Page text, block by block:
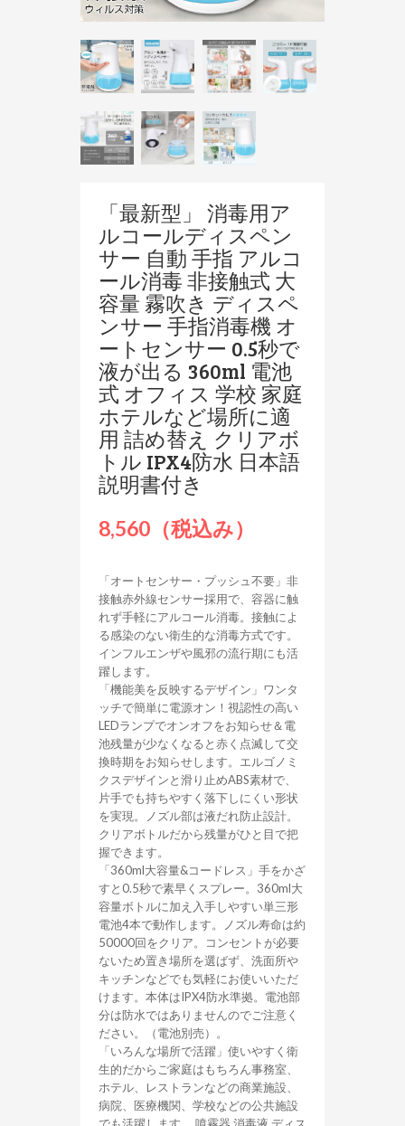
「最新型」 消毒用ア
ルコールディスペン
サー 自動 手指 アルコ
ール消毒 非接触式 大
容量 霧吹き ディスペ
ンサー 手指消毒機 オ
ートセンサー 0.5秒で
液が出る 360ml 電池
式 オフィス 学校 家庭
ホテルなど場所に適
用 詰め替え クリアボ
トル IPX4防水 日本語
説明書付き
8,560（税込み）
「オートセンサー・プッシュ不要」非
接触赤外線センサー採用で、容器に触
れず手軽にアルコール消毒。接触によ
る感染のない衛生的な消毒方式です。
インフルエンザや風邪の流行期にも活
躍します。
「機能美を反映するデザイン」ワンタ
ッチで簡単に電源オン！視認性の高い
LEDランプでオンオフをお知らせ＆電
池残量が少なくなると赤く点滅して交
換時期をお知らせします。エルゴノミ
クスデザインと滑り止めABS素材で、
片手でも持ちやすく落下しにくい形状
を実現。ノズル部は液だれ防止設計。
クリアボトルだから残量がひと目で把
握できます。
「360ml大容量&コードレス」手をかざ
すと0.5秒で素早くスプレー。360ml大
容量ボトルに加え入手しやすい単三形
電池4本で動作します。ノズル寿命は約
50000回をクリア。コンセントが必要
ないため置き場所を選ばず、洗面所や
キッチンなどでも気軽にお使いいただ
けます。本体はIPX4防水準拠。電池部
分は防水ではありませんのでご注意く
ださい。（電池別売）。
「いろんな場所で活躍」使いやすく衛
生的だからご家庭はもちろん事務室、
ホテル、レストランなどの商業施設、
病院、医療機関、学校などの公共施設